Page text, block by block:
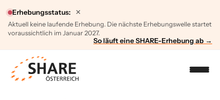
Erhebungsstatus:
Aktuell keine laufende Erhebung. Die nächste Erhebungswelle startet
voraussichtlich im Januar 2027.
So läuft eine SHARE-Erhebung ab →
×